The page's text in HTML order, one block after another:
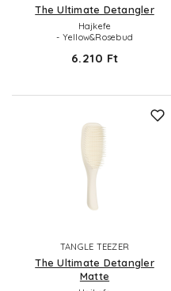
The Ultimate Detangler
Hajkefe
- Yellow&Rosebud
6.210 Ft
TANGLE TEEZER
The Ultimate Detangler
Matte